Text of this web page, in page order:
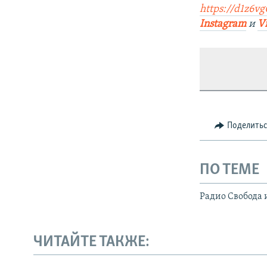
https://
Instagramи
ПО ТЕМЕ
Радио Свобода
ЧИТАЙТЕ ТАКЖЕ: